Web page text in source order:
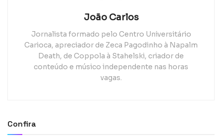
João Carlos
Jornalista formado pelo Centro Universitário
Carioca, apreciador de Zeca Pagodinho à Napalm
Death, de Coppola à Stahelski, criador de
conteúdo e músico independente nas horas
vagas.
Confira